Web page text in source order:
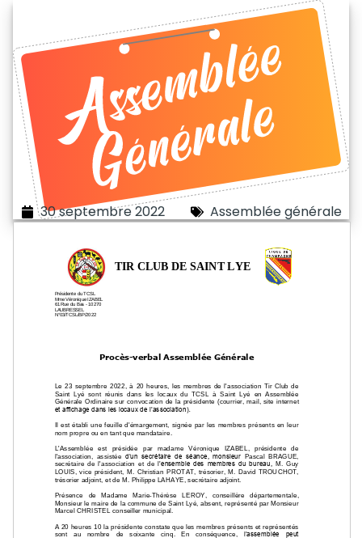
30 septembre 2022 Assemblée générale